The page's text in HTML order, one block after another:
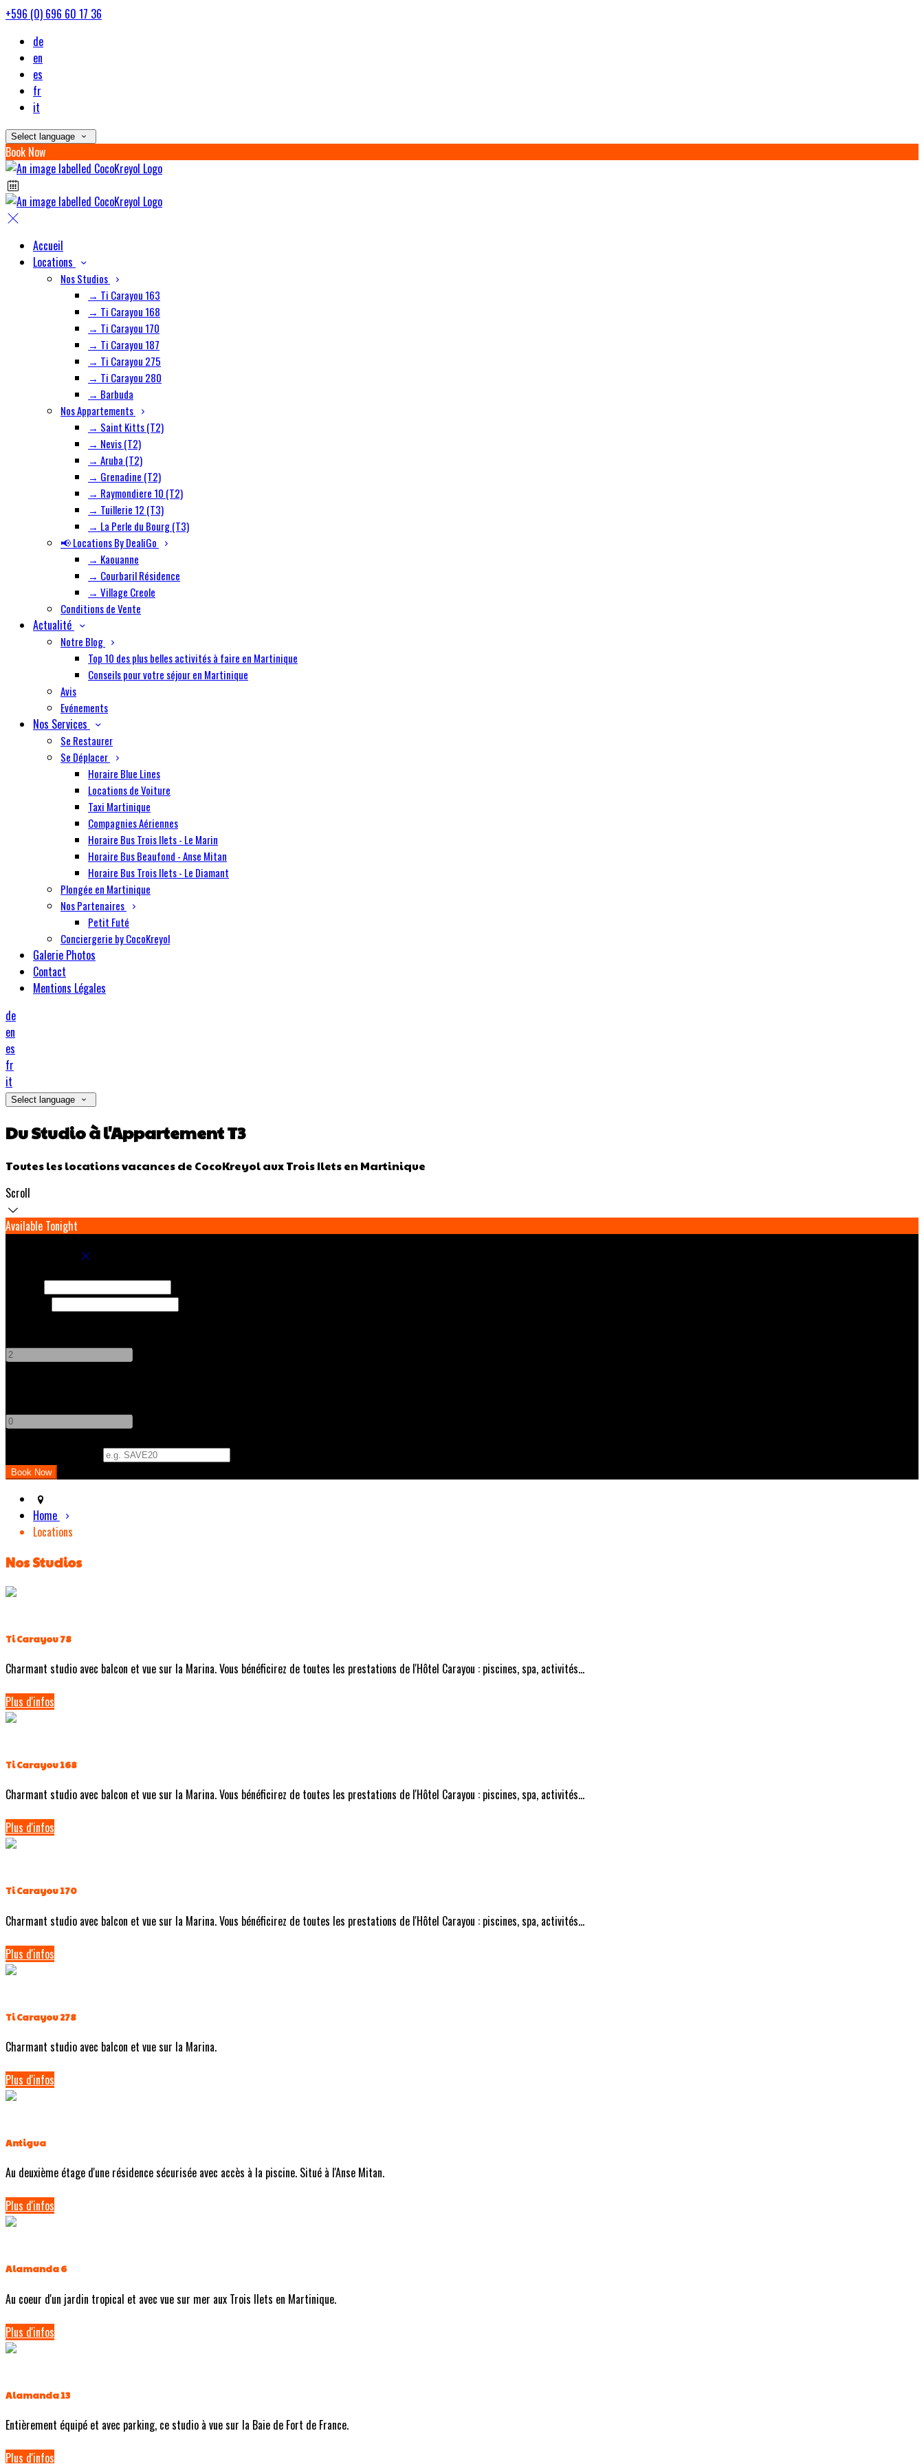
+596 (0) 696 60 17 36
de
en
es
fr
it
Select language
Book Now
Accueil
Locations
Nos Studios
→ Ti Carayou 163
→ Ti Carayou 168
→ Ti Carayou 170
→ Ti Carayou 187
→ Ti Carayou 275
→ Ti Carayou 280
→ Barbuda
Nos Appartements
→ Saint Kitts (T2)
→ Nevis (T2)
→ Aruba (T2)
→ Grenadine (T2)
→ Raymondiere 10 (T2)
→ Tuillerie 12 (T3)
→ La Perle du Bourg (T3)
📢 Locations By DealiGo
→ Kaouanne
→ Courbaril Résidence
→ Village Creole
Conditions de Vente
Actualité
Notre Blog
Top 10 des plus belles activités à faire en Martinique
Conseils pour votre séjour en Martinique
Avis
Evénements
Nos Services
Se Restaurer
Se Déplacer
Horaire Blue Lines
Locations de Voiture
Taxi Martinique
Compagnies Aériennes
Horaire Bus Trois Ilets - Le Marin
Horaire Bus Beaufond - Anse Mitan
Horaire Bus Trois Ilets - Le Diamant
Plongée en Martinique
Nos Partenaires
Petit Futé
Conciergerie by CocoKreyol
Galerie Photos
Contact
Mentions Légales
de
en
es
fr
it
Select language
Du Studio à l'Appartement T3
Toutes les locations vacances de CocoKreyol aux Trois Ilets en Martinique
Scroll
Available Tonight
Home
Locations
Nos Studios
Ti Carayou 78
Charmant studio avec balcon et vue sur la Marina. Vous bénéficirez de toutes les prestations de l'Hôtel Carayou : piscines, spa, activités...
Plus d'infos
Ti Carayou 168
Charmant studio avec balcon et vue sur la Marina. Vous bénéficirez de toutes les prestations de l'Hôtel Carayou : piscines, spa, activités...
Plus d'infos
Ti Carayou 170
Charmant studio avec balcon et vue sur la Marina. Vous bénéficirez de toutes les prestations de l'Hôtel Carayou : piscines, spa, activités...
Plus d'infos
Ti Carayou 278
Charmant studio avec balcon et vue sur la Marina.
Plus d'infos
Antigua
Au deuxième étage d'une résidence sécurisée avec accès à la piscine. Situé à l'Anse Mitan.
Plus d'infos
Alamanda 6
Au coeur d'un jardin tropical et avec vue sur mer aux Trois Ilets en Martinique.
Plus d'infos
Alamanda 13
Entièrement équipé et avec parking, ce studio à vue sur la Baie de Fort de France.
Plus d'infos